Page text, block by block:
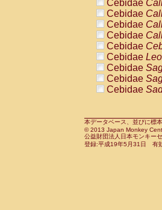
Pitheciidae
Pitheciidae
Cebidae
Cebidae
Cebidae
Cebidae
Cebidae
Cebidae
Cebidae
Cebidae
Cebidae
Cebidae
Cebidae
Cebidae
本データベース、並びに標
© 2013 Japan Monkey
公益財団法人日本モンキ
登録:平成19年5月31日 有